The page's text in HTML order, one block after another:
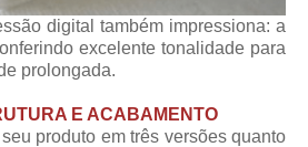
digital também impressiona: a
excelente tonalidade para
prolongada.
E ACABAMENTO
produto em três versões quanto